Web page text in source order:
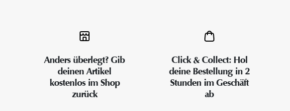
Anders überlegt? Gib
deinen Artikel
kostenlos im Shop
zurück
Click & Collect: Hol
deine Bestellung in 2
Stunden im Geschäft
ab